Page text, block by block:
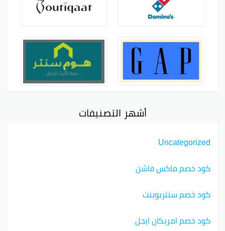
أشهر التصنيفات
Uncategorized
كود خصم ماكس فاشن
كود خصم سنتربوينت
كود خصم امريكان ايجل